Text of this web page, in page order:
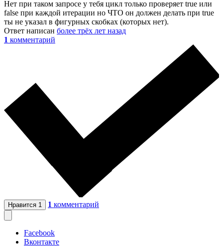
Нет при таком запросе у тебя цикл только проверяет true или
false при каждой итерации но ЧТО он должен делать при true
ты не указал в фигурных скобках (которых нет).
Ответ написан более трёх лет назад
1 комментарий
Нравится 1 1 комментарий
Facebook
Вконтакте